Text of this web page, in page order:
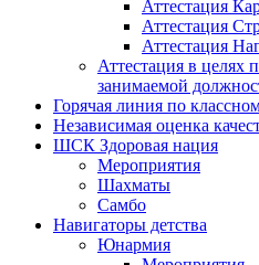
Аттестация
Аттестация
Аттестация
Аттестация в целях
занимаемой
Горячая линия по
Независимая оценка
ШСК Здоровая нация
Мероприятия
Шахматы
Самбо
Навигаторы детства
Юнармия